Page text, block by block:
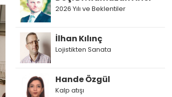
2026 Yılı ve Beklentiler
İlhan Kılınç
Lojistikten Sanata
Hande Özgül
Kalp atışı